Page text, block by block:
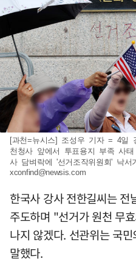
[과천=뉴시스] 조성우 기자 = 4일
천청사 앞에서 투표용지 부족 사
사 담벼락에 '선거조작위원회' 낙서
xconfind@newsis.com
한국사 강사 전한길씨는 전
주도하며 "선거가 원천 무
나지 않겠다. 선관위는 국
말했다.